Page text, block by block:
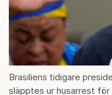
Brasiliens tidigare
släpptes ur husarrest för